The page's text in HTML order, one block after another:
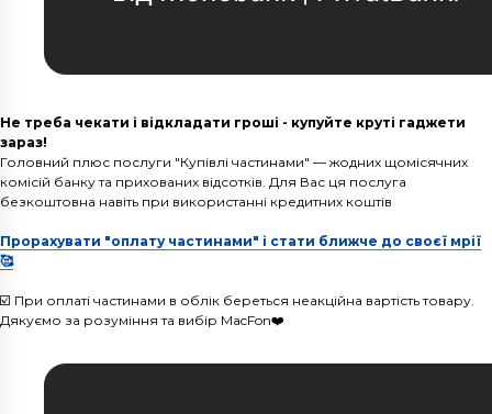
Не треба чекати і відкладати гроші - купуйте круті гаджети
зараз!
Головний плюс послуги "Купівлі частинами" — жодних щомісячних
комісій банку та прихованих відсотків. Для Вас ця послуга
безкоштовна навіть при використанні кредитних коштів
Прорахувати "оплату частинами" і стати ближче до своєї мрії
🥰
☑️ При оплаті частинами в облік береться неакційна вартість товару.
Дякуємо за розуміння та вибір MacFon❤️